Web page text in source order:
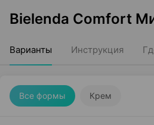
Bielenda Comfort
Варианты Инструкция
Все формы Крем